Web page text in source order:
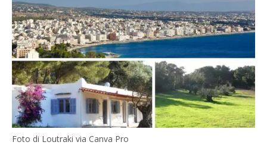
Foto di Loutraki via Canva Pro